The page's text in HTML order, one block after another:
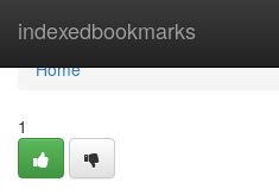
indexedbookmarks
Home
Home
1